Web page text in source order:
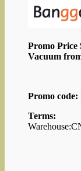
Promo
Vacuum
Promo code:
Terms: